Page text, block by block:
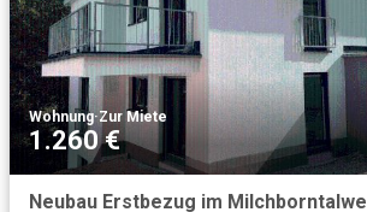
Wohnung·Zur Miete
1.260 €